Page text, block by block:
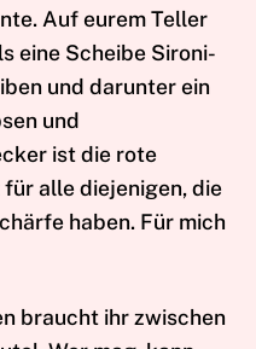
Auf eurem Teller
eine Scheibe Sironi-
und darunter ein
und
ist die rote
alle diejenigen, die
haben. Für mich
braucht ihr zwischen